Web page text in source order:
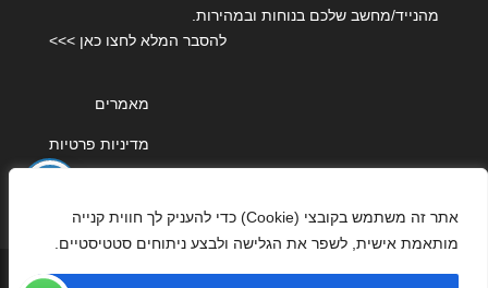
אתר זה משתמש בקובצי (Cookie) כדי להעניק לך חווית קנייה
מותאמת אישית, לשפר את הגלישה ולבצע ניתוחים סטטיסטיים.
מהנייד/מחשב שלכם בנוחות ובמהירות.
להסבר המלא לחצו כאן >>>
מאמרים
מדיניות פרטיות